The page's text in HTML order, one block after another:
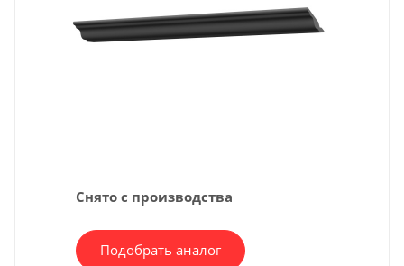
Снято с производства
Подобрать аналог